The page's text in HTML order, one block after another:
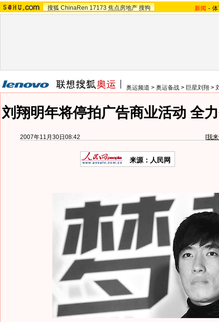
搜狐 ChinaRen 17173 焦点房地产 搜狗 新闻 -
奥运频道 > 奥运备战 > 巨星刘翔 >
刘翔明年将停拍广告商业活动 全
2007年11月30日08:42 [我
来源：人民网